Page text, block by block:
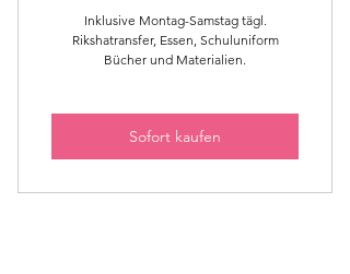
Inklusive Montag-Samstag tägl.
Rikshatransfer, Essen, Schuluniform
Bücher und Materialien.
Sofort kaufen